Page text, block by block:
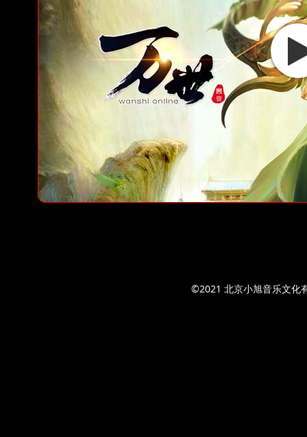
©2021 北京小旭音乐文化